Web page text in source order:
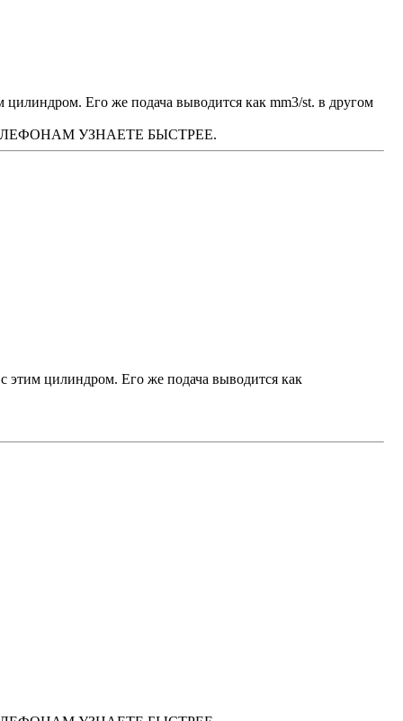
Его же подача выводится как mm3/st. в другом
УЗНАЕТЕ БЫСТРЕЕ.
этим цилиндром. Его же подача выводится как